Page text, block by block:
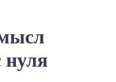
нуля